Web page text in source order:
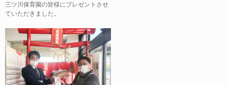
三ツ川保育園の皆様にプレゼントさせ
ていただきました。